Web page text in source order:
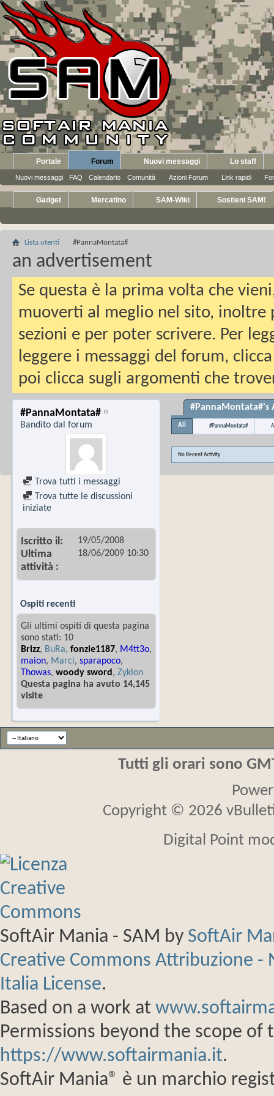
Portale Forum
Nuovi messaggi FAQ Calendario Comunità Azioni Forum Link rapidi
Nuovi messaggi Lo staff
Gadget Mercatino SAM-Wiki Sostieni SAM!
Lista utenti #PannaMontata#
an advertisement
Se questa è la prima volta che
muoverti al meglio nel sito, inoltre
sezioni e per poter scrivere. Per
leggere i messaggi del forum,
poi clicca sugli argomenti che
#PannaMontata#
Bandito dal forum
Trova tutti i messaggi
Trova tutte le discussioni
iniziate
Iscritto il 19/05/2008
Ultima
attività
18/06/2009 10:30
Ospiti recenti
Gli ultimi ospiti di questa pagina
sono stati: 10
Brizz, BuRa, fonzie1187, M4tt3o,
maion, Marci, sparapoco,
Thowas, woody sword , Zyklon
Questa pagina ha avuto 14,145
visite
#PannaMontata#'s
All #PannaMontata#
No Recent Activity
Tutti gli orari sono
Copyright © 2026
Digital Point
SoftAir Mania - SAM by SoftAir
Creative Commons Attribuzione
Italia License.
Based on a work at
Permissions beyond the scope of
https://www.softairmania.it.
SoftAir Mania® è un marchio